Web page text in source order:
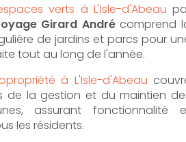
verts à L'Isle-d'Abeau
Girard André comprend
de jardins et parcs pour
tout au long de l'année.
à L'Isle-d'Abeau
de la gestion et du maintien
assurant fonctionnalité
les résidents.